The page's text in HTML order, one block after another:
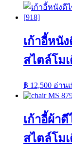
เก้าอี้หนั
สไตล์โม
฿ 12,500 อ่าน
เก้าอี้ผ้า
สไตล์โม